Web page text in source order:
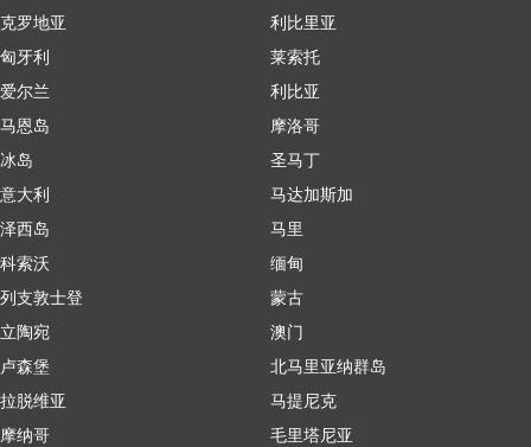
克罗地亚
匈牙利
爱尔兰
马恩岛
冰岛
意大利
泽西岛
科索沃
列支敦士登
立陶宛
卢森堡
拉脱维亚
摩纳哥
利比里亚
莱索托
利比亚
摩洛哥
圣马丁
马达加斯加
马里
缅甸
蒙古
澳门
北马里亚纳群岛
马提尼克
毛里塔尼亚